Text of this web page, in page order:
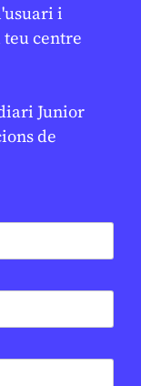
i
centre
Junior
de